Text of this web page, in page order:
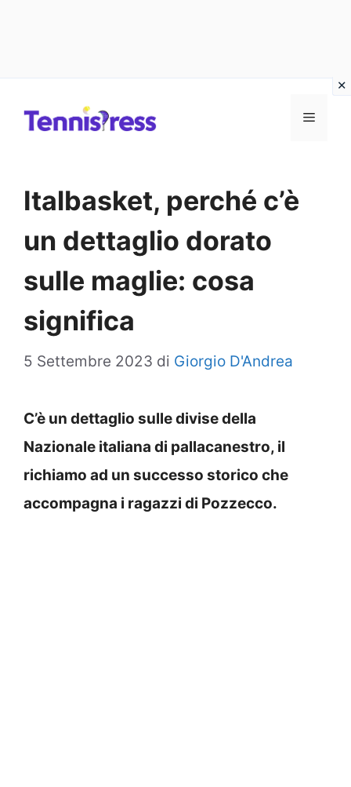
MENU
Italbasket, perché c’è
un dettaglio dorato
sulle maglie: cosa
significa
5 Settembre 2023 di Giorgio D'Andrea
C’è un dettaglio sulle divise della
Nazionale italiana di pallacanestro, il
richiamo ad un successo storico che
accompagna i ragazzi di Pozzecco.